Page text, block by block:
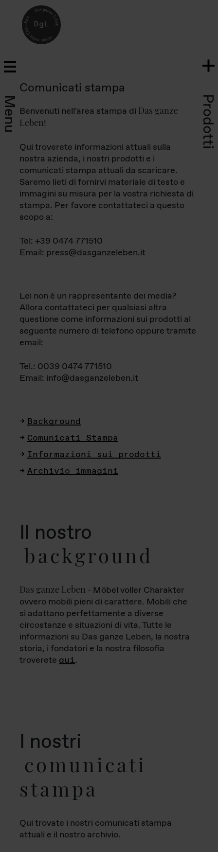
Menu Prodotti
Comunicati stampa
Benvenuti nell'area stampa di Das ganze
Leben!
Qui troverete informazioni attuali sulla
nostra azienda, i nostri prodotti e i
comunicati stampa attuali da scaricare.
Saremo lieti di fornirvi materiale di testo e
immagini su misura per la vostra richiesta di
stampa. Per favore contattateci a questo
scopo a:
Tel: +39 0474 771510
Email: press@dasganzeleben.it
Lei non è un rappresentante dei media?
Allora contattateci per qualsiasi altra
questione come informazioni sui prodotti al
seguente numero di telefono oppure tramite
email:
Tel.: 0039 0474 771510
Email: info@dasganzeleben.it
Background
Comunicati Stampa
Informazioni sui prodotti
Archivio immagini
Il nostro
background
Das ganze Leben - Möbel voller Charakter
ovvero mobili pieni di carattere. Mobili che
si adattano perfettamente a diverse
circostanze e situazioni di vita. Tutte le
informazioni su Das ganze Leben, la nostra
storia, i fondatori e la nostra filosofia
troverete qui.
I nostri
comunicati
stampa
Qui trovate i nostri comunicati stampa
attuali e il nostro archivio.